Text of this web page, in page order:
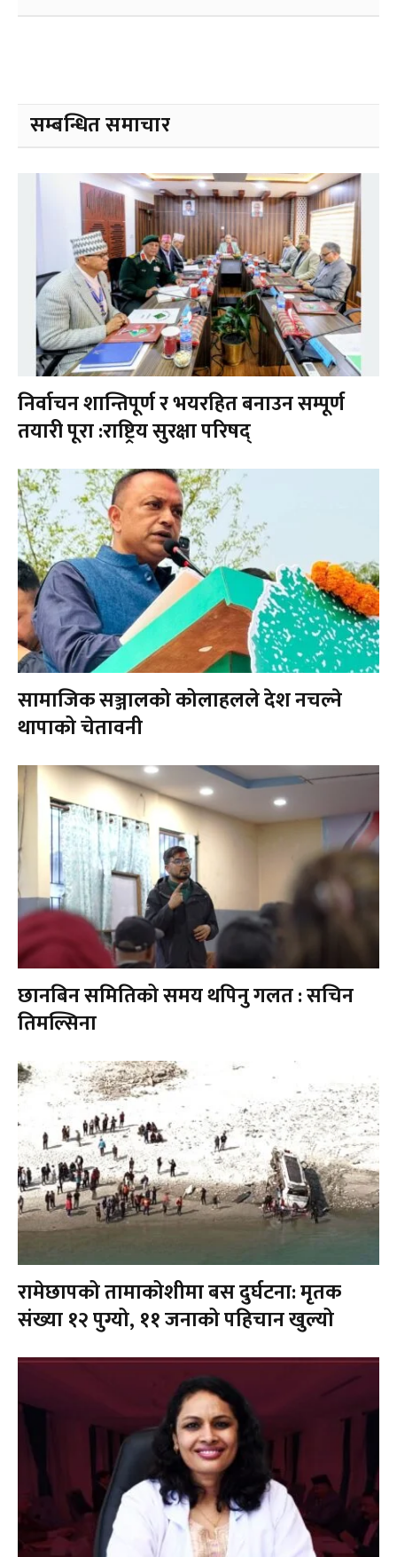
सम्बन्धित समाचार
निर्वाचन शान्तिपूर्ण र भयरहित बनाउन सम्पूर्ण
तयारी पूरा :राष्ट्रिय सुरक्षा परिषद्
सामाजिक सञ्जालको कोलाहलले देश नचल्ने
थापाको चेतावनी
छानबिन समितिको समय थपिनु गलत : सचिन
तिमल्सिना
रामेछापको तामाकोशीमा बस दुर्घटना: मृतक
संख्या १२ पुग्यो, ११ जनाको पहिचान खुल्यो